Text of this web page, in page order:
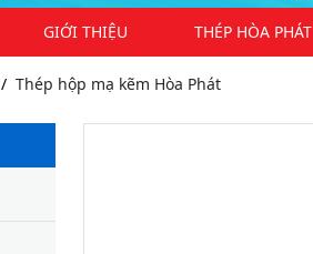
GIỚI THIỆU THÉP HÒA PHÁT
Thép hộp mạ kẽm Hòa Phát